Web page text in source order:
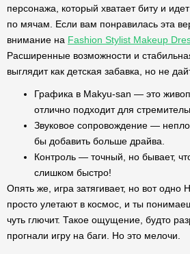
персонажа, который хватает биту и
по мячам. Если вам понравилась эта
внимание на Fashion Stylist Makeup
Расширенные возможности и
выглядит как детская забавка, но не
Графика в Makyu-san — это
отлично подходит для
Звуковое сопровождение —
бы добавить больше драйва.
Контроль — точный, но бывает,
слишком быстро!
Опять же, игра затягивает, но вот одно
просто улетают в космос, и ты
чуть глючит. Такое ощущение, будто
прогнали игру на баги. Но это мелочи.